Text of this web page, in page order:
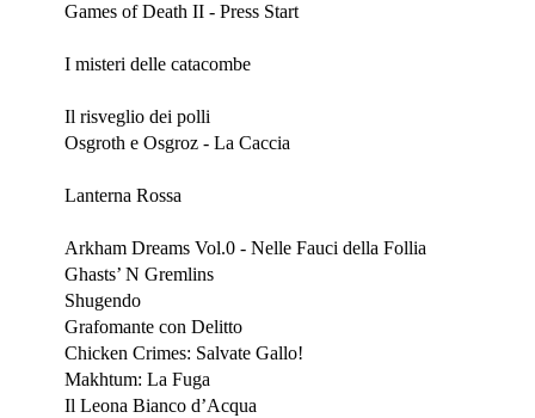
Games of Death II - Press Start
I misteri delle catacombe
Il risveglio dei polli
Osgroth e Osgroz - La Caccia
Lanterna Rossa
Arkham Dreams Vol.0 - Nelle Fauci della Follia
Ghasts’ N Gremlins
Shugendo
Grafomante con Delitto
Chicken Crimes: Salvate Gallo!
Makhtum: La Fuga
Il Leona Bianco d’Acqua